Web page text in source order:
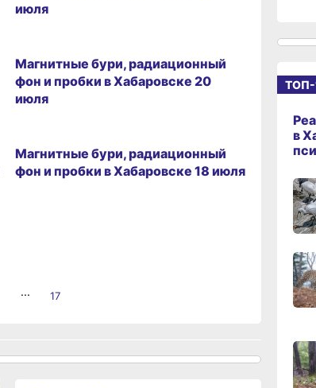
июля
Магнитные бури, радиационный
фон и пробки в Хабаровске 20
июля
Магнитные бури, радиационный
фон и пробки в Хабаровске 18 июля
... 17
12:19,
ТОП-
в